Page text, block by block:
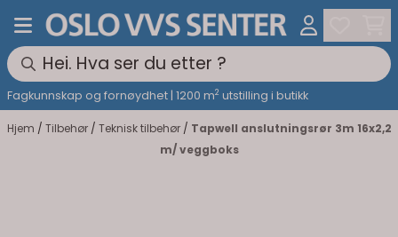
Hopp til innhold
Fagkunnskap og fornøydhet | 1200 m2 utstilling i butikk
Hjem / Tilbehør / Teknisk tilbehør / Tapwell anslutningsrør 3m 16x2,2
m/ veggboks